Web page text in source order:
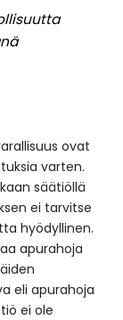
ovat
varten.
säätiöllä
ei tarvitse
hyödyllinen.
apurahoja
eli apurahoja
ei ole